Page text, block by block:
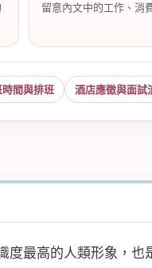
留意內文中的工作、消
間與排班 酒店應徵與面試
度最高的人類形象，也